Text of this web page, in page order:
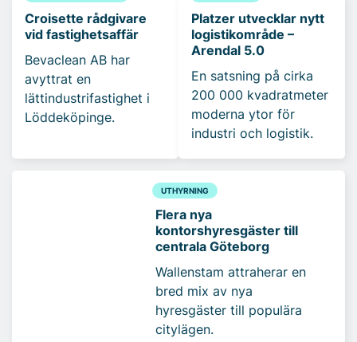
Croisette rådgivare
vid fastighetsaffär
Bevaclean AB har
avyttrat en
lättindustrifastighet i
Löddeköpinge.
Platzer utvecklar nytt
logistikområde –
Arendal 5.0
En satsning på cirka
200 000 kvadratmeter
moderna ytor för
industri och logistik.
UTHYRNING
Flera nya
kontorshyresgäster till
centrala Göteborg
Wallenstam attraherar en
bred mix av nya
hyresgäster till populära
citylägen.